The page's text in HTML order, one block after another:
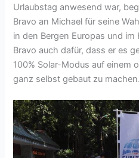
Urlaubstag anwesend war,
Bravo an Michael für seine
in den Bergen Europas und
Bravo auch dafür, dass er es
100% Solar-Modus auf einem
ganz selbst gebaut zu machen.